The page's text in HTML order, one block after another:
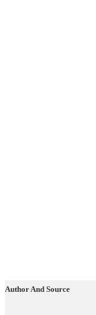
Author And Source